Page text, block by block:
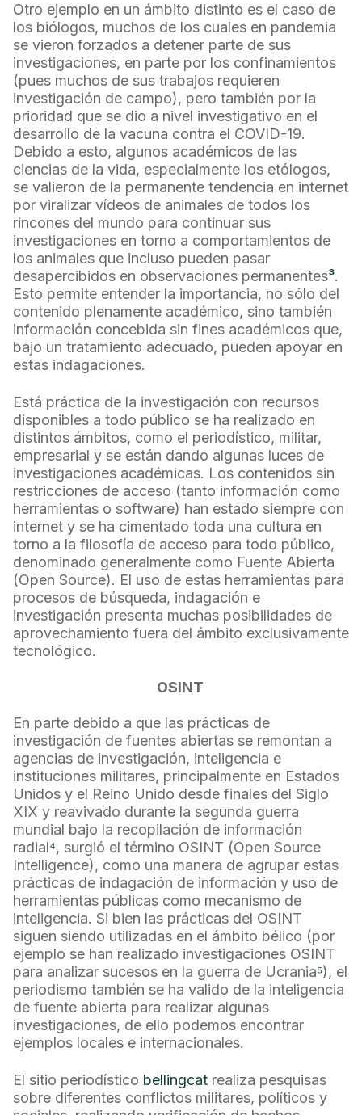
Otro ejemplo en un ámbito distinto es el caso de
los biólogos, muchos de los cuales en pandemia
se vieron forzados a detener parte de sus
investigaciones, en parte por los confinamientos
(pues muchos de sus trabajos requieren
investigación de campo), pero también por la
prioridad que se dio a nivel investigativo en el
desarrollo de la vacuna contra el COVID-19.
Debido a esto, algunos académicos de las
ciencias de la vida, especialmente los etólogos,
se valieron de la permanente tendencia en internet
por viralizar vídeos de animales de todos los
rincones del mundo para continuar sus
investigaciones en torno a comportamientos de
los animales que incluso pueden pasar
desapercibidos en observaciones permanentes³.
Esto permite entender la importancia, no sólo del
contenido plenamente académico, sino también
información concebida sin fines académicos que,
bajo un tratamiento adecuado, pueden apoyar en
estas indagaciones.
Está práctica de la investigación con recursos
disponibles a todo público se ha realizado en
distintos ámbitos, como el periodístico, militar,
empresarial y se están dando algunas luces de
investigaciones académicas. Los contenidos sin
restricciones de acceso (tanto información como
herramientas o software) han estado siempre con
internet y se ha cimentado toda una cultura en
torno a la filosofía de acceso para todo público,
denominado generalmente como Fuente Abierta
(Open Source). El uso de estas herramientas para
procesos de búsqueda, indagación e
investigación presenta muchas posibilidades de
aprovechamiento fuera del ámbito exclusivamente
tecnológico.
OSINT
En parte debido a que las prácticas de
investigación de fuentes abiertas se remontan a
agencias de investigación, inteligencia e
instituciones militares, principalmente en Estados
Unidos y el Reino Unido desde finales del Siglo
XIX y reavivado durante la segunda guerra
mundial bajo la recopilación de información
radial⁴, surgió el término OSINT (Open Source
Intelligence), como una manera de agrupar estas
prácticas de indagación de información y uso de
herramientas públicas como mecanismo de
inteligencia. Si bien las prácticas del OSINT
siguen siendo utilizadas en el ámbito bélico (por
ejemplo se han realizado investigaciones OSINT
para analizar sucesos en la guerra de Ucrania⁵), el
periodismo también se ha valido de la inteligencia
de fuente abierta para realizar algunas
investigaciones, de ello podemos encontrar
ejemplos locales e internacionales.
El sitio periodístico bellingcat realiza pesquisas
sobre diferentes conflictos militares, políticos y